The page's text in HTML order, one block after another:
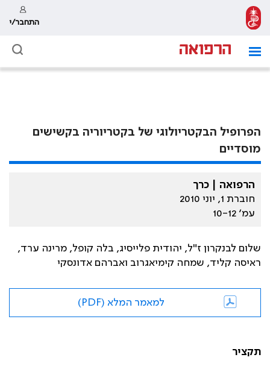
התחבר/י
הפרופיל הבקטריולוגי של בקטריוריה בקשישים
מוסדיים
הרפואה | כרך
חוברת 1, יוני 2010
עמ׳ 10-12
שלום לבנקרון ז"ל, יהודית פלייסיג, בלה קופל, מרינה ערד,
ראיסה קליד, שמחה קימיאגרוב ואברהם אדונסקי
למאמר המלא (PDF)
תקציר